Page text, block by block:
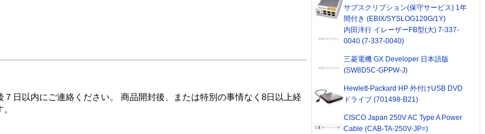
日以内にご連絡ください。 商品開封後、または特別の事情なく8日以上経
サブスクリプション(保守サービス) 1年
間付き (EBIX/SYSLOG120G/1Y)
内田洋行 イレーザーFB型(大) 7-337-
0040 (7-337-0040)
三菱電機 GX Developer 日本語版
(SW8D5C-GPPW-J)
Hewlett-Packard HP 外付けUSB DVD
ドライブ (701498-B21)
CISCO Japan 250V AC Type A Power
Cable (CAB-TA-250V-JP=)